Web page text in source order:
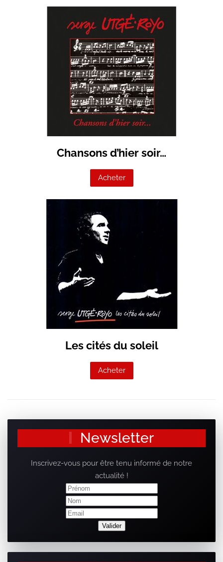
Chansons d’hier soir…
Acheter
Les cités du soleil
Acheter
Newsletter
Inscrivez-vous pour être tenu informé de notre
actualité !